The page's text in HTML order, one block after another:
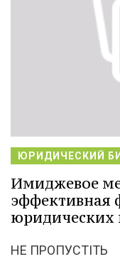
ЮРИДИЧЕСКИЙ
Имиджевое
эффективная
НЕ ПРОПУСТІТЬ